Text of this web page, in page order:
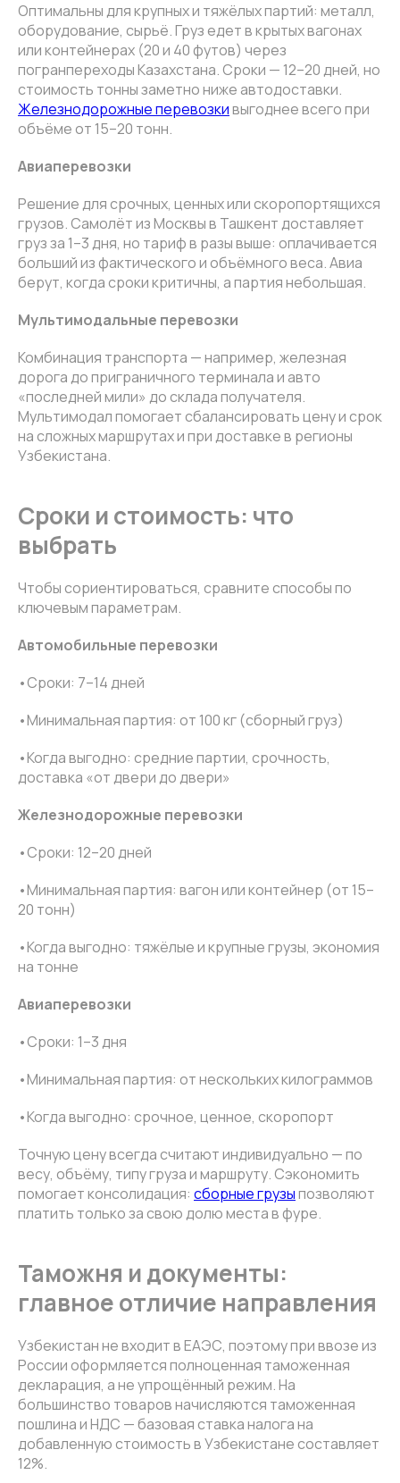
Оптимальны для крупных и тяжёлых партий: металл,
оборудование, сырьё. Груз едет в крытых вагонах
или контейнерах (20 и 40 футов) через
погранпереходы Казахстана. Сроки — 12–20 дней, но
стоимость тонны заметно ниже автодоставки.
Железнодорожные перевозкивыгоднее всего при
объёме от 15–20 тонн.
Авиаперевозки
Решение для срочных, ценных или скоропортящихся
грузов. Самолёт из Москвы в Ташкент доставляет
груз за 1–3 дня, но тариф в разы выше: оплачивается
больший из фактического и объёмного веса. Авиа
берут, когда сроки критичны, а партия небольшая.
Мультимодальные перевозки
Комбинация транспорта — например, железная
дорога до приграничного терминала и авто
«последней мили» до склада получателя.
Мультимодал помогает сбалансировать цену и срок
на сложных маршрутах и при доставке в регионы
Узбекистана.
Сроки и стоимость: что
выбрать
Чтобы сориентироваться, сравните способы по
ключевым параметрам.
Автомобильные перевозки
•Сроки: 7–14 дней
•Минимальная партия: от 100 кг (сборный груз)
•Когда выгодно: средние партии, срочность,
доставка «от двери до двери»
Железнодорожные перевозки
•Сроки: 12–20 дней
•Минимальная партия: вагон или контейнер (от 15–
20 тонн)
•Когда выгодно: тяжёлые и крупные грузы, экономия
на тонне
Авиаперевозки
•Сроки: 1–3 дня
•Минимальная партия: от нескольких килограммов
•Когда выгодно: срочное, ценное, скоропорт
Точную цену всегда считают индивидуально — по
весу, объёму, типу груза и маршруту. Сэкономить
помогает консолидация: сборные грузыпозволяют
платить только за свою долю места в фуре.
Таможня и документы:
главное отличие направления
Узбекистан не входит в ЕАЭС, поэтому при ввозе из
России оформляется полноценная таможенная
декларация, а не упрощённый режим. На
большинство товаров начисляются таможенная
пошлина и НДС — базовая ставка налога на
добавленную стоимость в Узбекистане составляет
12%.